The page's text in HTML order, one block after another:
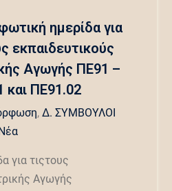
ημερίδα για
εκπαιδευτικούς
Αγωγής ΠΕ91 –
και ΠΕ91.02
, Δ. ΣΥΜΒΟΥΛΟΙ
για τιςτους
Αγωγής